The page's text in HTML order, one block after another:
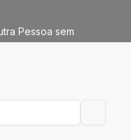
Pessoa sem